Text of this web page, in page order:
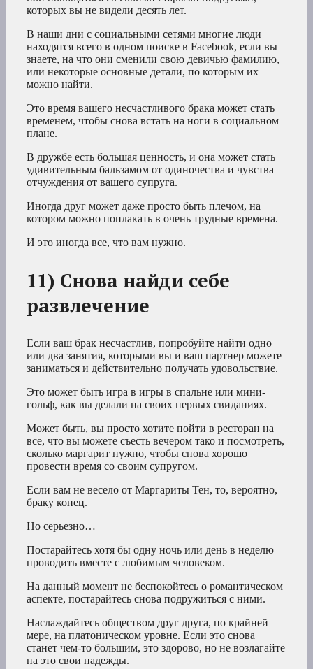
которых вы не видели десять лет.
В наши дни с социальными сетями многие люди
находятся всего в одном поиске в Facebook, если вы
знаете, на что они сменили свою девичью фамилию,
или некоторые основные детали, по которым их
можно найти.
Это время вашего несчастливого брака может стать
временем, чтобы снова встать на ноги в социальном
плане.
В дружбе есть большая ценность, и она может стать
удивительным бальзамом от одиночества и чувства
отчуждения от вашего супруга.
Иногда друг может даже просто быть плечом, на
котором можно поплакать в очень трудные времена.
И это иногда все, что вам нужно.
11) Снова найди себе
развлечение
Если ваш брак несчастлив, попробуйте найти одно
или два занятия, которыми вы и ваш партнер можете
заниматься и действительно получать удовольствие.
Это может быть игра в игры в спальне или мини-
гольф, как вы делали на своих первых свиданиях.
Может быть, вы просто хотите пойти в ресторан на
все, что вы можете съесть вечером тако и посмотреть,
сколько маргарит нужно, чтобы снова хорошо
провести время со своим супругом.
Если вам не весело от Маргариты Тен, то, вероятно,
браку конец.
Но серьезно…
Постарайтесь хотя бы одну ночь или день в неделю
проводить вместе с любимым человеком.
На данный момент не беспокойтесь о романтическом
аспекте, постарайтесь снова подружиться с ними.
Наслаждайтесь обществом друг друга, по крайней
мере, на платоническом уровне. Если это снова
станет чем-то большим, это здорово, но не возлагайте
на это свои надежды.